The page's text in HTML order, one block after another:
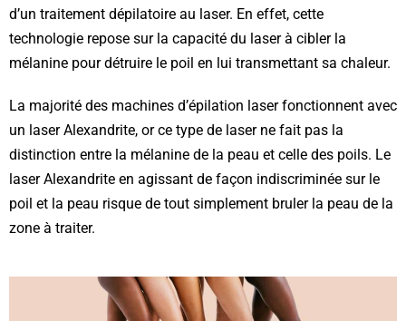
d’un traitement dépilatoire au laser. En effet, cette
technologie repose sur la capacité du laser à cibler la
mélanine pour détruire le poil en lui transmettant sa chaleur.
La majorité des machines d’épilation laser fonctionnent avec
un laser Alexandrite, or ce type de laser ne fait pas la
distinction entre la mélanine de la peau et celle des poils. Le
laser Alexandrite en agissant de façon indiscriminée sur le
poil et la peau risque de tout simplement bruler la peau de la
zone à traiter.